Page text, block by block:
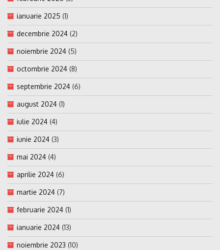
ianuarie 2025 (1)
decembrie 2024 (2)
noiembrie 2024 (5)
octombrie 2024 (8)
septembrie 2024 (6)
august 2024 (1)
iulie 2024 (4)
iunie 2024 (3)
mai 2024 (4)
aprilie 2024 (6)
martie 2024 (7)
februarie 2024 (1)
ianuarie 2024 (13)
noiembrie 2023 (10)